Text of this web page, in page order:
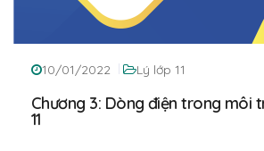
10/01/2022 Lý lớp 11
Chương 3: Dòng điện trong môi
11